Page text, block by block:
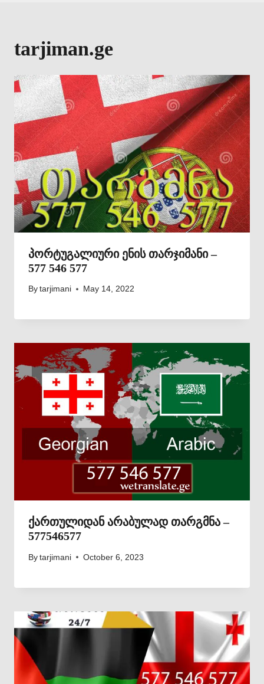
tarjiman.ge
პორტუგალიური ენის თარჯიმანი –
577 546 577
By tarjimani May 14, 2022
ქართულიდან არაბულად თარგმნა –
577546577
By tarjimani October 6, 2023